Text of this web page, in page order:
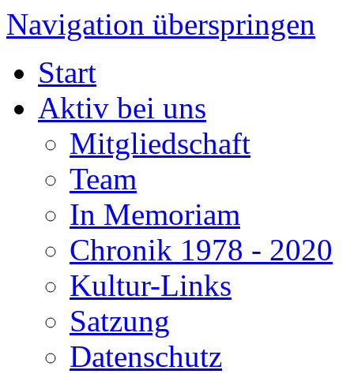
Navigation überspringen
Start
Aktiv bei uns
Mitgliedschaft
Team
In Memoriam
Chronik 1978 - 2020
Kultur-Links
Satzung
Datenschutz